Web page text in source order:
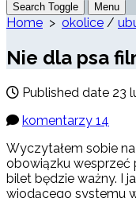
Search Toggle Menu
Home > okolice /
Nie dla psa
Published date 23
komentarzy 14
Wyczytałem sobie
obowiązku wesprzeć
bilet będzie ważny. I
wiodącego systemu